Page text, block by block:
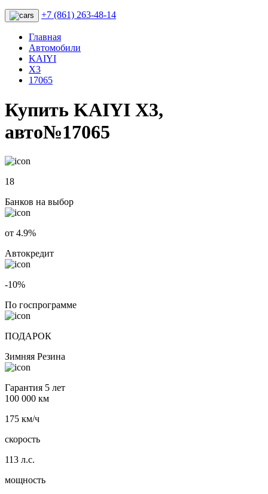
+7 (861) 263-48-14
Главная
Автомобили
KAIYI
X3
17065
Купить KAIYI X3,
авто№17065
18
Банков на выбор
от 4.9%
Автокредит
-10%
По госпрограмме
ПОДАРОК
Зимняя Резина
Гарантия 5 лет
100 000 км
175 км/ч
скорость
113 л.с.
мощность